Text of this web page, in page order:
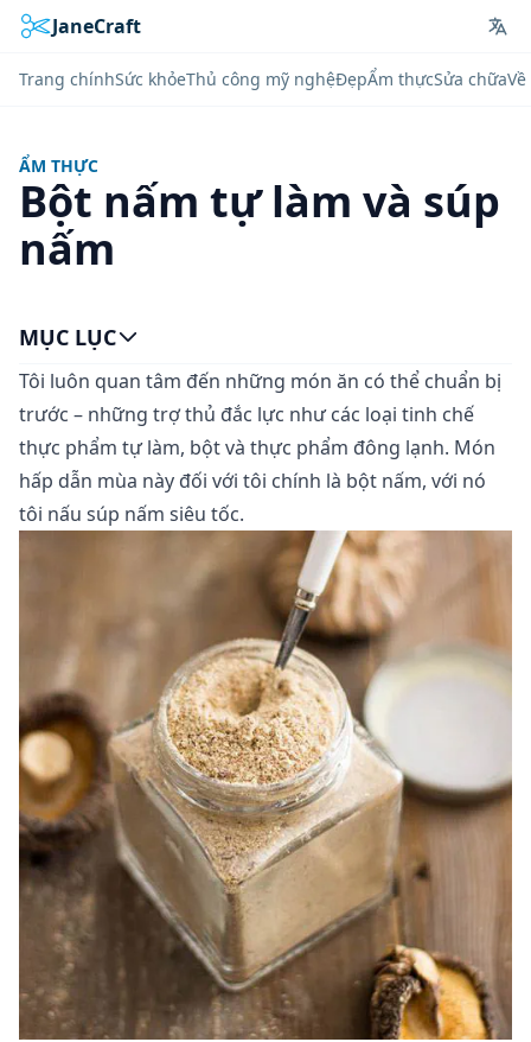
JaneCraft
Trang chínhSức khỏeThủ công mỹ nghệĐẹpẨm thựcSửa chữa
ẨM THỰC
Bột nấm tự làm và súp
nấm
Tôi luôn quan tâm đến những món ăn có thể chuẩn bị
trước – những trợ thủ đắc lực như các loại tinh chế
thực phẩm tự làm, bột và thực phẩm đông lạnh. Món
hấp dẫn mùa này đối với tôi chính là bột nấm, với nó
tôi nấu súp nấm siêu tốc.
MỤC LỤC